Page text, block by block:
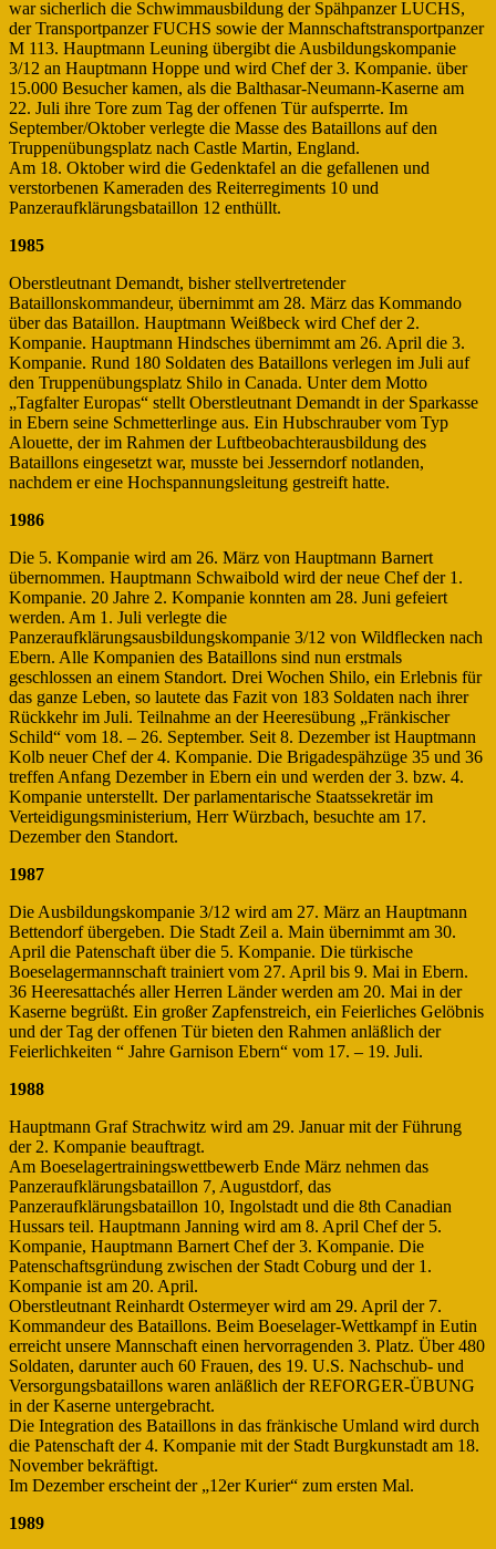
war sicherlich die Schwimmausbildung der Spähpanzer LUCHS,
der Transportpanzer FUCHS sowie der Mannschaftstransportpanzer
M 113. Hauptmann Leuning übergibt die Ausbildungskompanie
3/12 an Hauptmann Hoppe und wird Chef der 3. Kompanie. über
15.000 Besucher kamen, als die Balthasar-Neumann-Kaserne am
22. Juli ihre Tore zum Tag der offenen Tür aufsperrte. Im
September/Oktober verlegte die Masse des Bataillons auf den
Truppenübungsplatz nach Castle Martin, England.
Am 18. Oktober wird die Gedenktafel an die gefallenen und
verstorbenen Kameraden des Reiterregiments 10 und
Panzeraufklärungsbataillon 12 enthüllt.
1985
Oberstleutnant Demandt, bisher stellvertretender
Bataillonskommandeur, übernimmt am 28. März das Kommando
über das Bataillon. Hauptmann Weißbeck wird Chef der 2.
Kompanie. Hauptmann Hindsches übernimmt am 26. April die 3.
Kompanie. Rund 180 Soldaten des Bataillons verlegen im Juli auf
den Truppenübungsplatz Shilo in Canada. Unter dem Motto
„Tagfalter Europas“ stellt Oberstleutnant Demandt in der Sparkasse
in Ebern seine Schmetterlinge aus. Ein Hubschrauber vom Typ
Alouette, der im Rahmen der Luftbeobachterausbildung des
Bataillons eingesetzt war, musste bei Jesserndorf notlanden,
nachdem er eine Hochspannungsleitung gestreift hatte.
1986
Die 5. Kompanie wird am 26. März von Hauptmann Barnert
übernommen. Hauptmann Schwaibold wird der neue Chef der 1.
Kompanie. 20 Jahre 2. Kompanie konnten am 28. Juni gefeiert
werden. Am 1. Juli verlegte die
Panzeraufklärungsausbildungskompanie 3/12 von Wildflecken nach
Ebern. Alle Kompanien des Bataillons sind nun erstmals
geschlossen an einem Standort. Drei Wochen Shilo, ein Erlebnis für
das ganze Leben, so lautete das Fazit von 183 Soldaten nach ihrer
Rückkehr im Juli. Teilnahme an der Heeresübung „Fränkischer
Schild“ vom 18. – 26. September. Seit 8. Dezember ist Hauptmann
Kolb neuer Chef der 4. Kompanie. Die Brigadespähzüge 35 und 36
treffen Anfang Dezember in Ebern ein und werden der 3. bzw. 4.
Kompanie unterstellt. Der parlamentarische Staatssekretär im
Verteidigungsministerium, Herr Würzbach, besuchte am 17.
Dezember den Standort.
1987
Die Ausbildungskompanie 3/12 wird am 27. März an Hauptmann
Bettendorf übergeben. Die Stadt Zeil a. Main übernimmt am 30.
April die Patenschaft über die 5. Kompanie. Die türkische
Boeselagermannschaft trainiert vom 27. April bis 9. Mai in Ebern.
36 Heeresattachés aller Herren Länder werden am 20. Mai in der
Kaserne begrüßt. Ein großer Zapfenstreich, ein Feierliches Gelöbnis
und der Tag der offenen Tür bieten den Rahmen anläßlich der
Feierlichkeiten “ Jahre Garnison Ebern“ vom 17. – 19. Juli.
1988
Hauptmann Graf Strachwitz wird am 29. Januar mit der Führung
der 2. Kompanie beauftragt.
Am Boeselagertrainingswettbewerb Ende März nehmen das
Panzeraufklärungsbataillon 7, Augustdorf, das
Panzeraufklärungsbataillon 10, Ingolstadt und die 8th Canadian
Hussars teil. Hauptmann Janning wird am 8. April Chef der 5.
Kompanie, Hauptmann Barnert Chef der 3. Kompanie. Die
Patenschaftsgründung zwischen der Stadt Coburg und der 1.
Kompanie ist am 20. April.
Oberstleutnant Reinhardt Ostermeyer wird am 29. April der 7.
Kommandeur des Bataillons. Beim Boeselager-Wettkampf in Eutin
erreicht unsere Mannschaft einen hervorragenden 3. Platz. Über 480
Soldaten, darunter auch 60 Frauen, des 19. U.S. Nachschub- und
Versorgungsbataillons waren anläßlich der REFORGER-ÜBUNG
in der Kaserne untergebracht.
Die Integration des Bataillons in das fränkische Umland wird durch
die Patenschaft der 4. Kompanie mit der Stadt Burgkunstadt am 18.
November bekräftigt.
Im Dezember erscheint der „12er Kurier“ zum ersten Mal.
1989